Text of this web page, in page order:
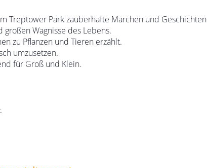
Treptower Park zauberhafte Märchen und Geschichten
Wagnisse des Lebens.
zu Pflanzen und Tieren erzählt.
umzusetzen.
für Groß und Klein.